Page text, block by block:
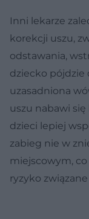
Inni lekarze
korekcji uszu,
odstawania,
dziecko pójdzie
uzasadniona
uszu nabawi
dzieci lepiej
zabieg nie w
miejscowym,
ryzyko